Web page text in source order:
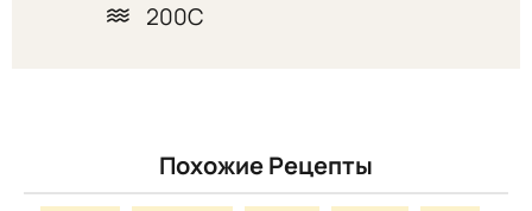
200С
Похожие Рецепты